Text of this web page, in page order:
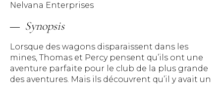
Nelvana Enterprises
Synopsis
Lorsque des wagons disparaissent dans les
mines, Thomas et Percy pensent qu’ils ont une
aventure parfaite pour le club de la plus grande
des aventures. Mais ils découvrent qu’il y avait un